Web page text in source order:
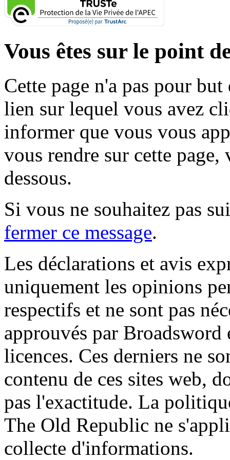
Vous êtes sur le point
Cette page n'a pas pour
lien sur lequel vous avez
informer que vous vous
vous rendre sur cette
dessous.
Si vous ne souhaitez pas
fermer ce message.
Les déclarations et avis
uniquement les opinions
respectifs et ne sont pas
approuvés par
licences. Ces derniers ne
contenu de ces sites web,
pas l'exactitude. La
The Old Republic ne
collecte d'informations.